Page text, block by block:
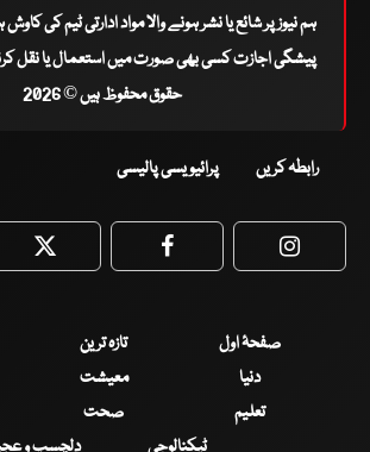
ہم نیوز پر شائع یا نشر ہونے والا مواد ادارتی ٹیم کی
پیشگی اجازت کسی بھی صورت میں استعمال یا نقل
حقوق محفوظ ہیں © 2026
رابطہ کریں پرائیویسی پالیسی
Twitter Facebook
صفحۂ اول تازہ ترین
دنیا
معیشت
تعلیم
صحت